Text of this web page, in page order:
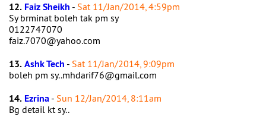
12. Faiz Sheikh - Sat 11/Jan/2014, 4:59pm
Sy brminat boleh tak pm sy
0122747070
faiz.7070@yahoo.com
13.Ashk Tech - Sat 11/Jan/2014, 9:09pm
boleh pm sy..mhdarif76@gmail.com
14. Ezrina - Sun 12/Jan/2014, 8:11am
Bg detail kt sy..